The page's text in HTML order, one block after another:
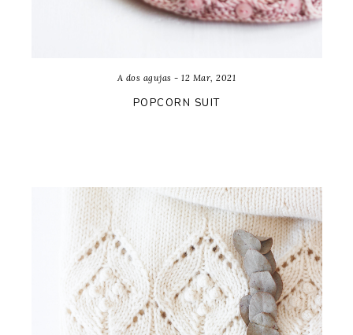
A dos agujas - 12 Mar, 2021
POPCORN SUIT